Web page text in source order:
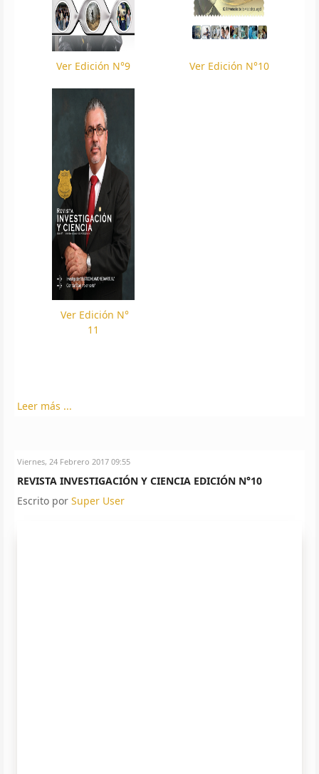
Ver Edición N°9 Ver Edición N°10
Ver Edición N°
11
Leer más ...
Viernes, 24 Febrero 2017 09:55
REVISTA INVESTIGACIÓN Y CIENCIA EDICIÓN N°10
Escrito por Super User